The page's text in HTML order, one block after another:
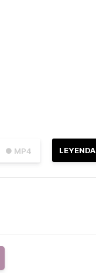
● MP4 LEYENDA